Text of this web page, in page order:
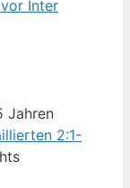
Inter
Jahren
2:1-